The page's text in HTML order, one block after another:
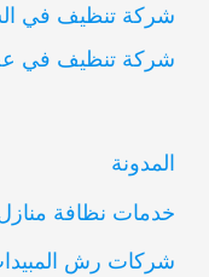
ح
ث
ن
شركة تنظيف في
شركة تنظيف في
المدونة
خدمات نظافة
شركات رش